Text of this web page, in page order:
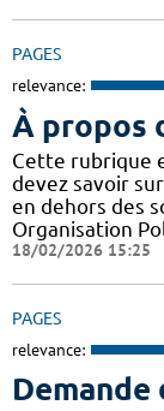
PAGES
relevance:
À propos
Cette rubrique
devez savoir
en dehors des
Organisation
18/02/2026 15:25
PAGES
relevance: